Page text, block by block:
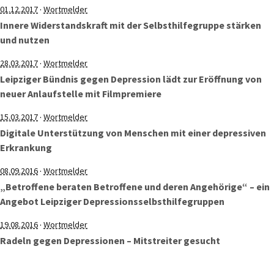
01.12.2017· Wortmelder
Innere Widerstandskraft mit der Selbsthilfegruppe stärken
und nutzen
28.03.2017· Wortmelder
Leipziger Bündnis gegen Depression lädt zur Eröffnung von
neuer Anlaufstelle mit Filmpremiere
15.03.2017· Wortmelder
Digitale Unterstützung von Menschen mit einer depressiven
Erkrankung
08.09.2016· Wortmelder
„Betroffene beraten Betroffene und deren Angehörige“ – ein
Angebot Leipziger Depressionsselbsthilfegruppen
19.08.2016· Wortmelder
Radeln gegen Depressionen – Mitstreiter gesucht